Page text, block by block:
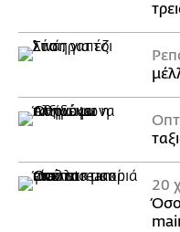
20
Όσο